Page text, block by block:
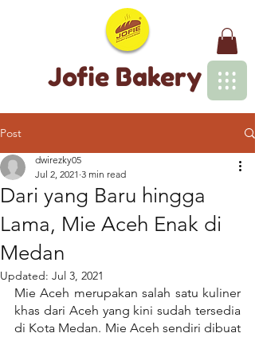
Jofie Bakery
Post
Dari yang Baru hingga
Lama, Mie Aceh Enak di
Medan
dwirezky05
Jul 2, 2021 3 min read
Updated: Jul 3, 2021
Mie Aceh merupakan salah satu kuliner
khas dari Aceh yang kini sudah tersedia
di Kota Medan. Mie Aceh sendiri dibuat